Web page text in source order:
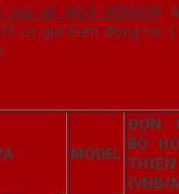
gỗ MDF VENEER/
có giá biến động từ
MODEL
ĐƠN
BỘ
THIỆN
(VNĐ/